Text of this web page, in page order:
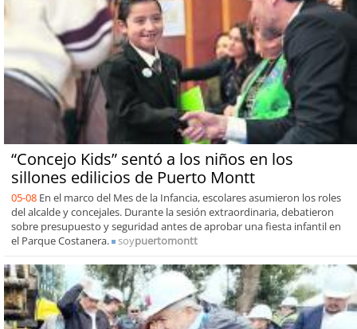
“Concejo Kids” sentó a los niños en los
sillones edilicios de Puerto Montt
05-08 En el marco del Mes de la Infancia, escolares asumieron los roles
del alcalde y concejales. Durante la sesión extraordinaria, debatieron
sobre presupuesto y seguridad antes de aprobar una fiesta infantil en
el Parque Costanera.
soypuertomontt